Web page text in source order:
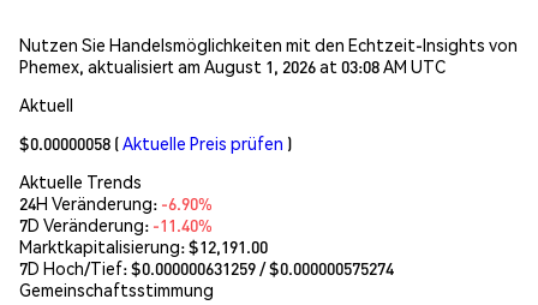
Nutzen Sie Handelsmöglichkeiten mit den Echtzeit-Insights von
Phemex, aktualisiert am August 1, 2026 at 03:08 AM UTC
Aktuell
$0.00000058 (Aktuelle Preis prüfen )
Aktuelle Trends
24H Veränderung: -6.90%
7D Veränderung: -11.40%
Marktkapitalisierung:$12,191.00
7D Hoch/Tief: $0.000000631259/ $0.000000575274
Gemeinschaftsstimmung